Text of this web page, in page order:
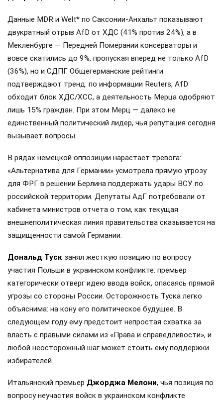
Данные MDR и Welt* по Саксонии-Анхальт показывают
двукратный отрыв AfD от ХДС (41% против 24%), а в
Мекленбурге — Передней Померании консерваторы и
вовсе скатились до 9%, пропуская вперед не только AfD
(36%), но и СДПГ. Общегерманские рейтинги
подтверждают тренд: по информации Reuters, AfD
обходит блок ХДС/ХСС, а деятельность Мерца одобряют
лишь 15% граждан. При этом Мерц — далеко не
единственный политический лидер, чья репутация сегодня
вызывает вопросы.
В рядах немецкой оппозиции нарастает тревога:
«Альтернатива для Германии» усмотрела прямую угрозу
для ФРГ в решении Берлина поддержать удары ВСУ по
российской территории. Депутаты АдГ потребовали от
кабинета министров отчета о том, как текущая
внешнеполитическая линия правительства сказывается на
защищенности самой Германии.
Дональд Туск занял жесткую позицию по вопросу
участия Польши в украинском конфликте: премьер
категорически отверг идею ввода войск, опасаясь прямой
угрозы со стороны России. Осторожность Туска легко
объяснима: на кону его политическое будущее. В
следующем году ему предстоит непростая схватка за
власть с правыми силами из «Права и справедливости», и
любой неосторожный шаг может стоить ему поддержки
избирателей.
Итальянский премьер Джорджа Мелони, чья позиция по
вопросу неучастия войск в украинском конфликте